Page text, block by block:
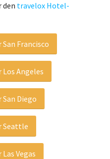
den travelox Hotel-
Francisco
Angeles
Diego
Seattle
Vegas